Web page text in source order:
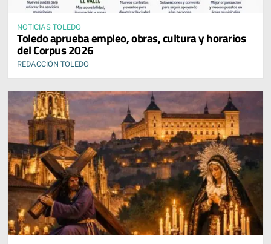
NOTICIAS TOLEDO
Toledo aprueba empleo, obras, cultura y horarios
del Corpus 2026
REDACCIÓN TOLEDO